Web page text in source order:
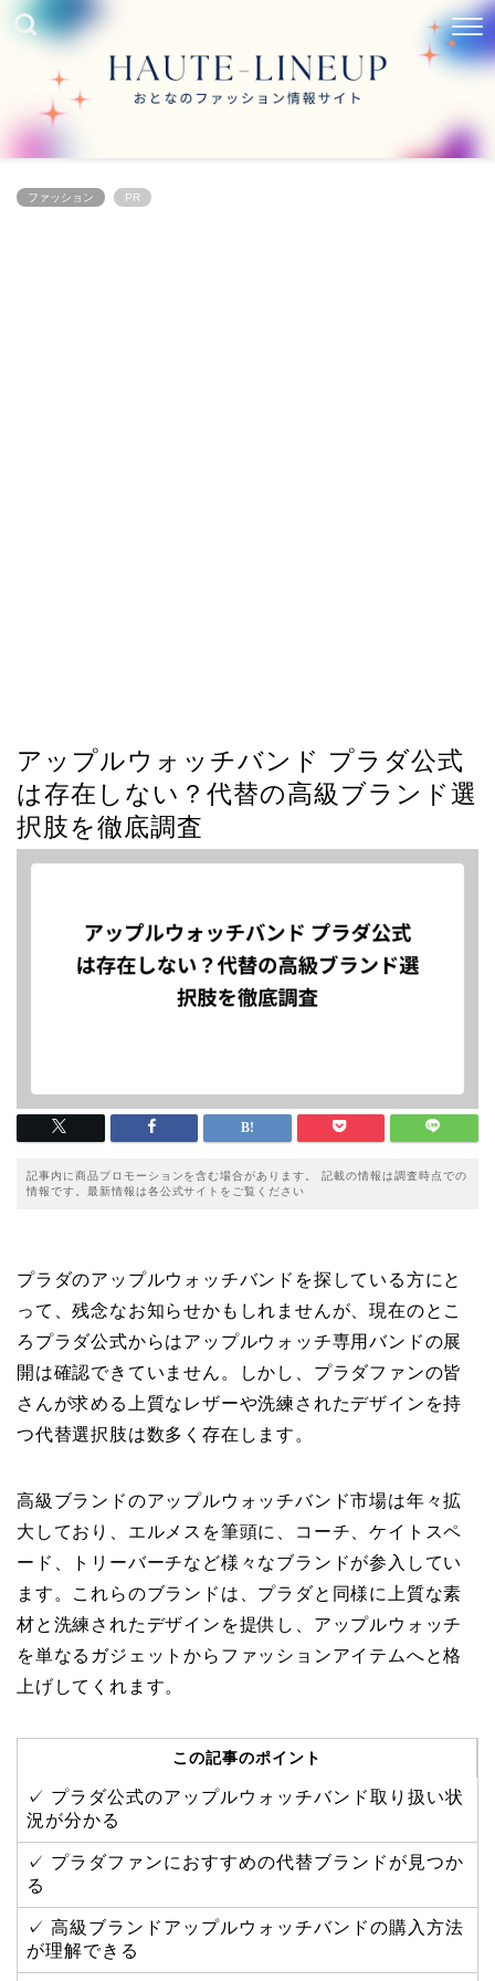
ファッション PR
アップルウォッチバンド プラダ公式
は存在しない？代替の高級ブランド選
択肢を徹底調査
記事内に商品プロモーションを含む場合があります。 記載の情報は調査時点での
情報です。最新情報は各公式サイトをご覧ください
プラダのアップルウォッチバンドを探している方にと
って、残念なお知らせかもしれませんが、現在のとこ
ろプラダ公式からはアップルウォッチ専用バンドの展
開は確認できていません。しかし、プラダファンの皆
さんが求める上質なレザーや洗練されたデザインを持
つ代替選択肢は数多く存在します。
高級ブランドのアップルウォッチバンド市場は年々拡
大しており、エルメスを筆頭に、コーチ、ケイトスペ
ード、トリーバーチなど様々なブランドが参入してい
ます。これらのブランドは、プラダと同様に上質な素
材と洗練されたデザインを提供し、アップルウォッチ
を単なるガジェットからファッションアイテムへと格
上げしてくれます。
この記事のポイント
✓ プラダ公式のアップルウォッチバンド取り扱い状
況が分かる
✓ プラダファンにおすすめの代替ブランドが見つか
る
✓ 高級ブランドアップルウォッチバンドの購入方法
が理解できる